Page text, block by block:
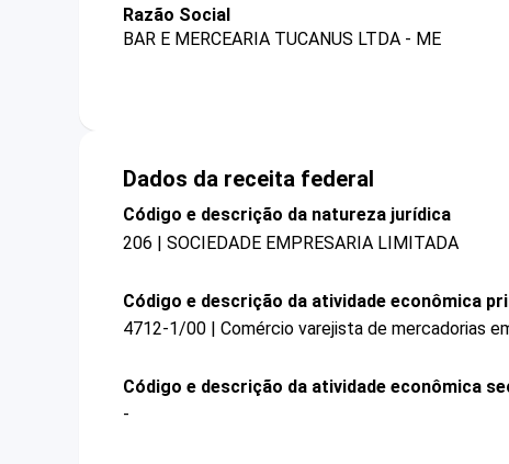
Razão Social
BAR E MERCEARIA TUCANUS LTDA - ME
Dados da receita federal
Código e descrição da natureza jurídica
206 | SOCIEDADE EMPRESARIA LIMITADA
Código e descrição da atividade econômica
4712-1/00 | Comércio varejista de mercadorias
Código e descrição da atividade econômica
-